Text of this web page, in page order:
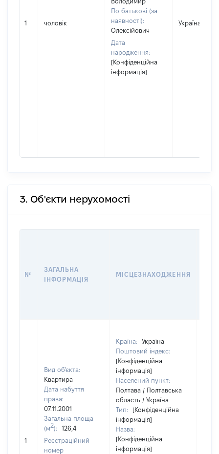
1 чоловік
По батькові (за
наявності):
Олексійович
Дата
народження:
[Конфіденційна
інформація]
Україна
3. Об'єкти нерухомості
№
ЗАГАЛЬНА
ІНФОРМАЦІЯ
МІСЦЕЗНАХОДЖЕННЯ
1
Вид об'єкта:
Квартира
Дата набуття
права:
07.11.2001
Загальна площа
(м2):
126,4
Реєстраційний
номер
Країна:
Україна
Поштовий індекс:
[Конфіденційна
інформація]
Населений пункт:
Полтава / Полтавська
область / Україна
Тип:
[Конфіденційна
інформація]
Назва:
[Конфіденційна
інформація]